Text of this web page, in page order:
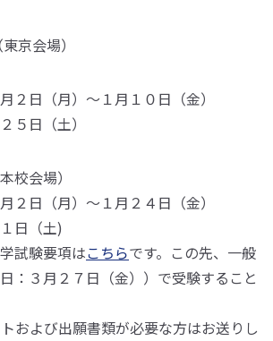
京会場）
２日（月）～１月１０日（金）
５日（土）
校会場）
２日（月）～１月２４日（金）
日（土)
試験要項はこちらです。この先、一般
：３月２７日（金））で受験すること
および出願書類が必要な方はお送りし